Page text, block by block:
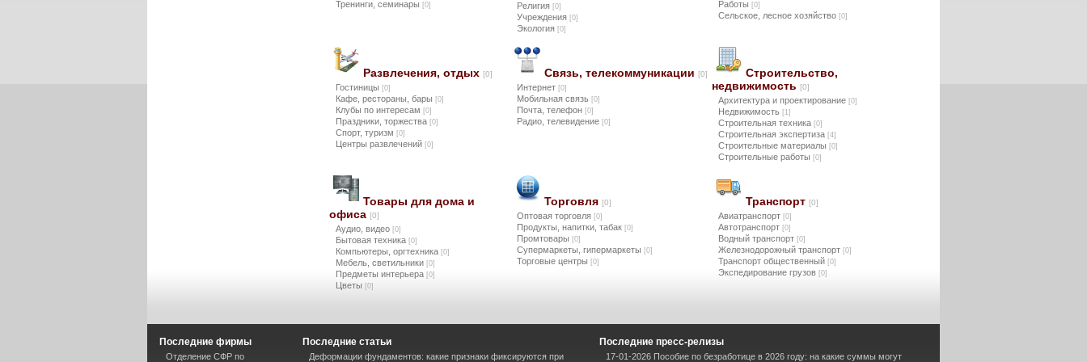
Тренинги, семинары [0] Религия [0]
Учреждения [0]
Экология [0]
Работы [0]
Сельское, лесное хозяйство [0]
Развлечения, отдых [0]
Гостиницы [0]
Кафе, рестораны, бары [0]
Клубы по интересам [0]
Праздники, торжества [0]
Спорт, туризм [0]
Центры развлечений [0]
Связь, телекоммуникации [0]
Интернет [0]
Мобильная связь [0]
Почта, телефон [0]
Радио, телевидение [0]
Строительство,
недвижимость [0]
Архитектура и проектирование [0]
Недвижимость [1]
Строительная техника [0]
Строительная экспертиза [4]
Строительные материалы [0]
Строительные работы [0]
Товары для дома и
офиса [0]
Аудио, видео [0]
Бытовая техника [0]
Компьютеры, оргтехника [0]
Мебель, светильники [0]
Предметы интерьера [0]
Цветы [0]
Торговля [0]
Оптовая торговля [0]
Продукты, напитки, табак [0]
Промтовары [0]
Супермаркеты, гипермаркеты [0]
Торговые центры [0]
Транспорт [0]
Авиатранспорт [0]
Автотранспорт [0]
Водный транспорт [0]
Железнодорожный транспорт [0]
Транспорт общественный [0]
Экспедирование грузов [0]
Последние фирмы
Отделение СФР по
Последние статьи
Деформации фундаментов: какие признаки фиксируются при
Последние пресс-релизы
17-01-2026 Пособие по безработице в 2026 году: на какие суммы могут